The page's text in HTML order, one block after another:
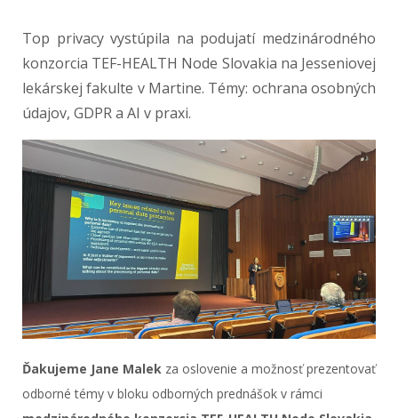
Top privacy vystúpila na podujatí medzinárodného
konzorcia TEF-HEALTH Node Slovakia na Jesseniovej
lekárskej fakulte v Martine. Témy: ochrana osobných
údajov, GDPR a AI v praxi.
Ďakujeme Jane Malek za oslovenie a možnosť prezentovať
odborné témy v bloku odborných prednášok v rámci